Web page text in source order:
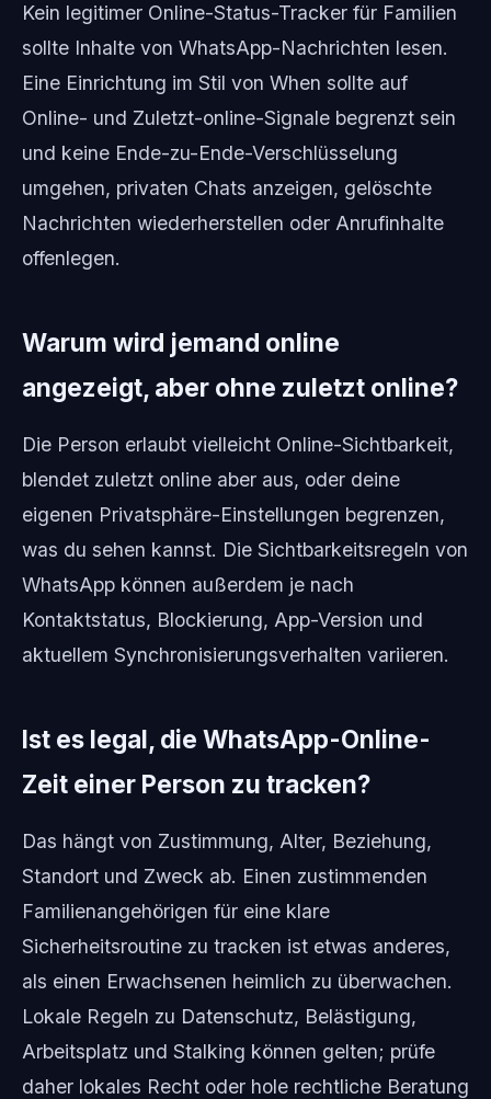
Kein legitimer Online-Status-Tracker für Familien
sollte Inhalte von WhatsApp-Nachrichten lesen.
Eine Einrichtung im Stil von When sollte auf
Online- und Zuletzt-online-Signale begrenzt sein
und keine Ende-zu-Ende-Verschlüsselung
umgehen, privaten Chats anzeigen, gelöschte
Nachrichten wiederherstellen oder Anrufinhalte
offenlegen.
Warum wird jemand online
angezeigt, aber ohne zuletzt online?
Die Person erlaubt vielleicht Online-Sichtbarkeit,
blendet zuletzt online aber aus, oder deine
eigenen Privatsphäre-Einstellungen begrenzen,
was du sehen kannst. Die Sichtbarkeitsregeln von
WhatsApp können außerdem je nach
Kontaktstatus, Blockierung, App-Version und
aktuellem Synchronisierungsverhalten variieren.
Ist es legal, die WhatsApp-Online-
Zeit einer Person zu tracken?
Das hängt von Zustimmung, Alter, Beziehung,
Standort und Zweck ab. Einen zustimmenden
Familienangehörigen für eine klare
Sicherheitsroutine zu tracken ist etwas anderes,
als einen Erwachsenen heimlich zu überwachen.
Lokale Regeln zu Datenschutz, Belästigung,
Arbeitsplatz und Stalking können gelten; prüfe
daher lokales Recht oder hole rechtliche Beratung